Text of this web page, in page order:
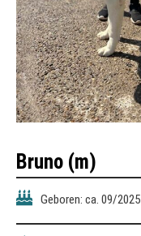
Bruno (m)
Geboren: ca. 09/2025